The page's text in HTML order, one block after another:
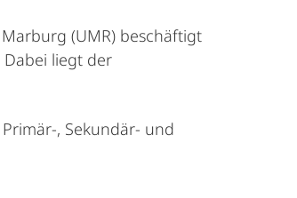
(UMR) beschäftigt
liegt der
, Sekundär- und